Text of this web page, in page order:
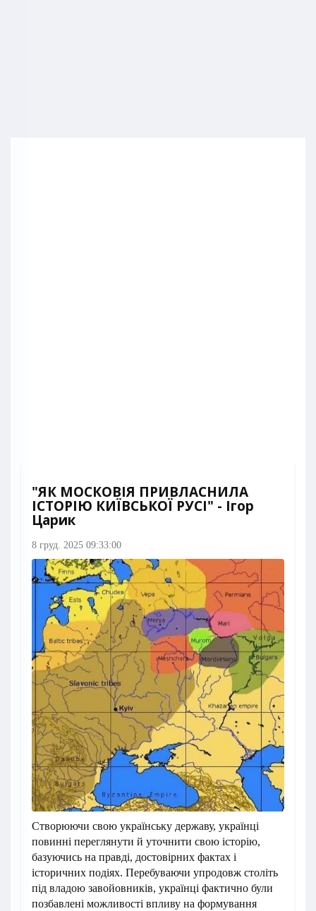
"ЯК МОСКОВІЯ ПРИВЛАСНИЛА
ІСТОРІЮ КИЇВСЬКОЇ РУСІ" - Ігор
Царик
8 груд. 2025 09:33:00
Cтворюючи свою ук­ра­їнську державу, українці
повинні переглянути й уточнити свою історію,
базую­чись на правді, достовірних фактах і
історичних подіях. Пере­бу­ва­ючи упродовж століть
під владою завойовників, українці фак­­тично були
позбавлені можливості впливу на формування